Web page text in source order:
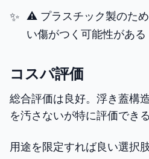
⚠️ プラスチック製のた
い傷がつく可能性がある
コスパ評価
総合評価は良好。浮き蓋構
を汚さないが特に評価でき
用途を限定すれば良い選択